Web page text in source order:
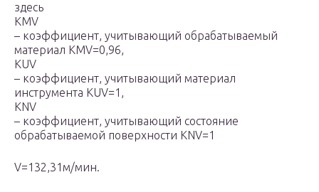
здесь
KMV
– коэффициент, учитывающий обрабатываемый
материал KMV=0,96,
KUV
– коэффициент, учитывающий материал
инструмента KUV=1,
KNV
– коэффициент, учитывающий состояние
обрабатываемой поверхности KNV=1
V=132,31м/мин.